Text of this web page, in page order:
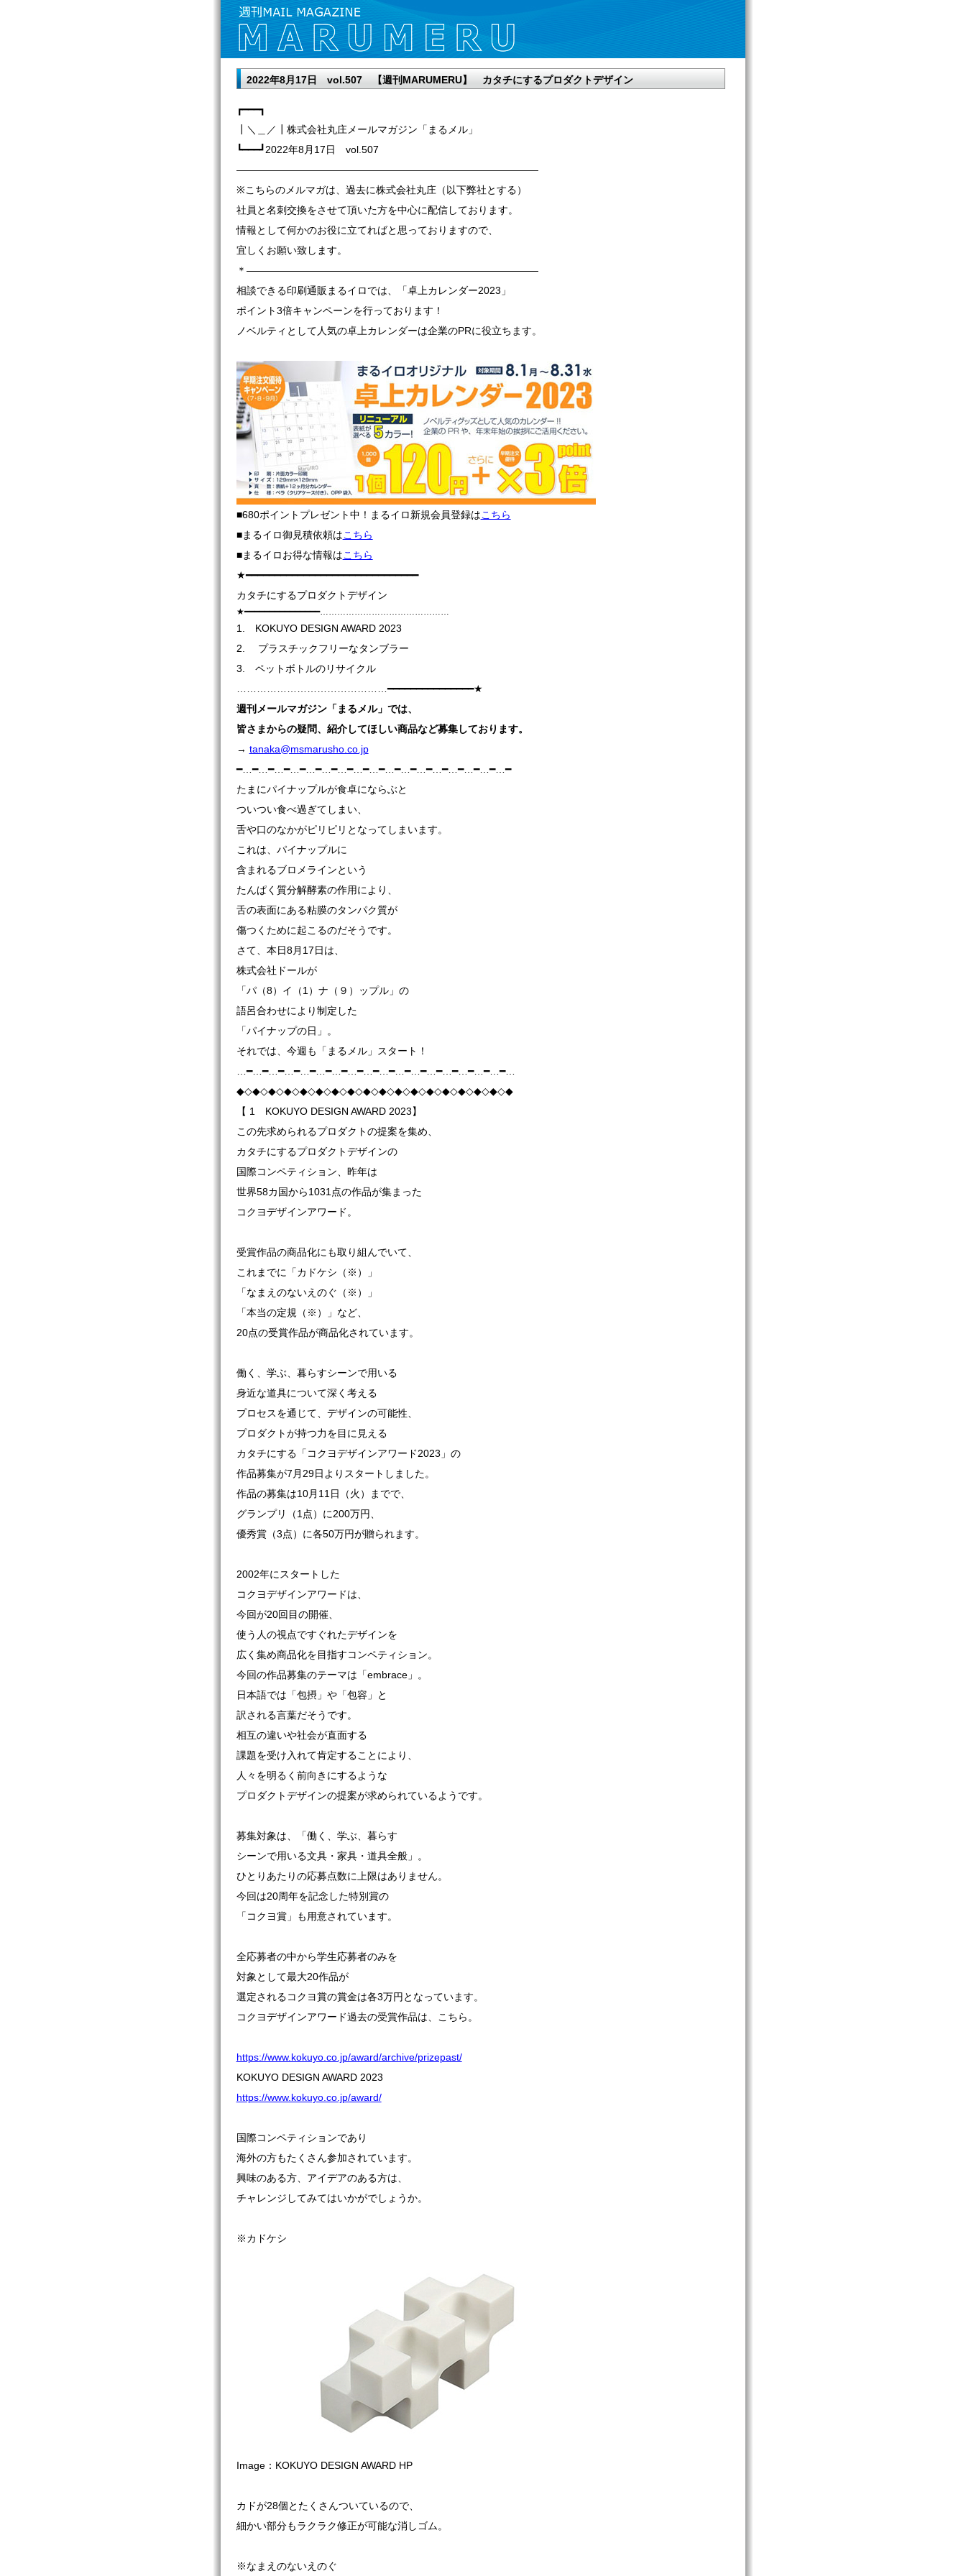
2022年8月17日 vol.507 【週刊MARUMERU】 カタチにするプロダクトデザイン
┏━━━┓
┃＼＿／┃株式会社丸庄メールマガジン「まるメル」
┗━━━┛2022年8月17日 vol.507
——————————————————————————————
※こちらのメルマガは、過去に株式会社丸庄（以下弊社とする）
社員と名刺交換をさせて頂いた方を中心に配信しております。
情報として何かのお役に立てればと思っておりますので、
宜しくお願い致します。
＊—————————————————————————————
相談できる印刷通販まるイロでは、「卓上カレンダー2023」
ポイント3倍キャンペーンを行っております！
ノベルティとして人気の卓上カレンダーは企業のPRに役立ちます。
■680ポイントプレゼント中！まるイロ新規会員登録はこちら
■まるイロ御見積依頼はこちら
■まるイロお得な情報はこちら
★━━━━━━━━━━━━━━━━━━━━━━━━━━━━━━
カタチにするプロダクトデザイン
★━━━━━━━━━━━━━━━………………………………………
1. KOKUYO DESIGN AWARD 2023
2. プラスチックフリーなタンブラー
3. ペットボトルのリサイクル
………………………………………━━━━━━━━━━━━━━━★
週刊 メールマガジン「まるメル」 では、
皆さまからの疑問、紹介してほしい商品など募集しております。
→ tanaka@msmarusho.co.jp
━…━…━…━…━…━…━…━…━…━…━…━…━…━…━…━…━…━
たまにパイナップルが食卓にならぶと
ついつい食べ過ぎてしまい、
舌や口のなかがピリピリとなってしまいます。
これは、パイナップルに
含まれるブロメラインという
たんぱく質分解酵素の作用により、
舌の表面にある粘膜のタンパク質が
傷つくために起こるのだそうです。
さて、本日8月17日は、
株式会社ドールが
「パ（8）イ（1）ナ（９）ップル」の
語呂合わせにより制定した
「パイナップの日」。
それでは、今週も「まるメル」スタート！
…━…━…━…━…━…━…━…━…━…━…━…━…━…━…━…━…━…
◆◇◆◇◆◇◆◇◆◇◆◇◆◇◆◇◆◇◆◇◆◇◆◇◆◇◆◇◆◇◆◇◆◇◆
【 1 KOKUYO DESIGN AWARD 2023】
この先求められるプロダクトの提案を集め、
カタチにするプロダクトデザインの
国際コンペティション、昨年は
世界58カ国から1031点の作品が集まった
コクヨデザインアワード。
受賞作品の商品化にも取り組んでいて、
これまでに「カドケシ（※）」
「なまえのないえのぐ（※）」
「本当の定規（※）」など、
20点の受賞作品が商品化されています。
働く、学ぶ、暮らすシーンで用いる
身近な道具について深く考える
プロセスを通じて、デザインの可能性、
プロダクトが持つ力を目に見える
カタチにする「コクヨデザインアワード2023」の
作品募集が7月29日よりスタートしました。
作品の募集は10月11日（火）までで、
グランプリ（1点）に200万円、
優秀賞（3点）に各50万円が贈られます。
2002年にスタートした
コクヨデザインアワードは、
今回が20回目の開催、
使う人の視点ですぐれたデザインを
広く集め商品化を目指すコンペティション。
今回の作品募集のテーマは「embrace」。
日本語では「包摂」や「包容」と
訳される言葉だそうです。
相互の違いや社会が直面する
課題を受け入れて肯定することにより、
人々を明るく前向きにするような
プロダクトデザインの提案が求められているようです。
募集対象は、「働く、学ぶ、暮らす
シーンで用いる文具・家具・道具全般」。
ひとりあたりの応募点数に上限はありません。
今回は20周年を記念した特別賞の
「コクヨ賞」も用意されています。
全応募者の中から学生応募者のみを
対象として最大20作品が
選定されるコクヨ賞の賞金は各3万円となっています。
コクヨデザインアワード過去の受賞作品は、こちら。
https://www.kokuyo.co.jp/award/archive/prizepast/
KOKUYO DESIGN AWARD 2023
https://www.kokuyo.co.jp/award/
国際コンペティションであり
海外の方もたくさん参加されています。
興味のある方、アイデアのある方は、
チャレンジしてみてはいかがでしょうか。
※カドケシ
Image：KOKUYO DESIGN AWARD HP
カドが28個とたくさんついているので、
細かい部分もラクラク修正が可能な消しゴム。
※なまえのないえのぐ